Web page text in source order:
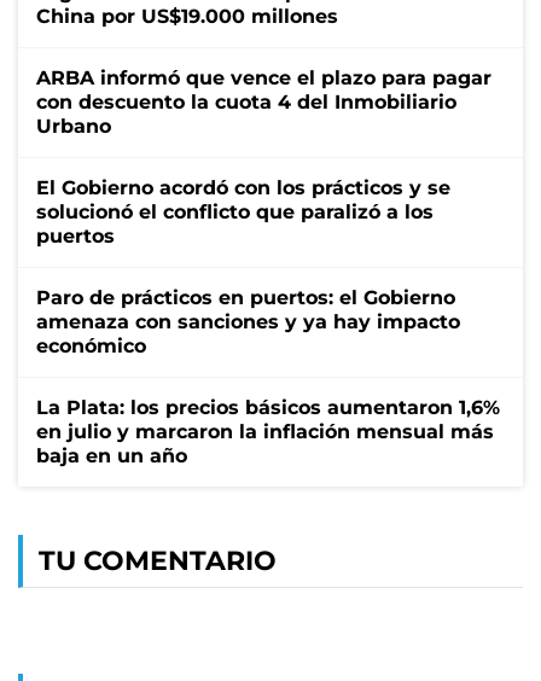
China por US$19.000 millones
ARBA informó que vence el plazo para pagar
con descuento la cuota 4 del Inmobiliario
Urbano
El Gobierno acordó con los prácticos y se
solucionó el conflicto que paralizó a los
puertos
Paro de prácticos en puertos: el Gobierno
amenaza con sanciones y ya hay impacto
económico
La Plata: los precios básicos aumentaron 1,6%
en julio y marcaron la inflación mensual más
baja en un año
TU COMENTARIO